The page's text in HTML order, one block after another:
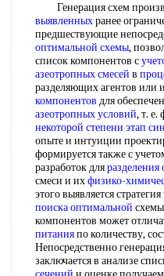
Генерация схем
выявленныхранее
предшествующие
оптимальной схемы,
список компонентов с
азеотропных смесей в
разделяющих агентов или
компонентов для
азеотропных условий, т. е.
некоторой степени этап
опыте и интуиции
формируется также с
разработок для
смеси и ихфизико-
этого выявляется
поиска оптимальной
компонентов может
питанияпо количеству,
Непосредственно
заключается в анализе